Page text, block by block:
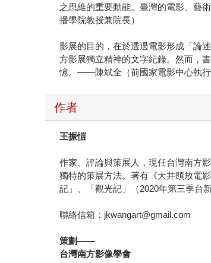
之思維的重要動能。臺灣的電影、藝
播學院教授兼院長）
影展的目的，在於透過電影形成「論
方影展獨立精神的文字紀錄。然而，
憶。——陳斌全（前國家電影中心執行
作者
王振愷
作家、評論與策展人，現任台灣南方
獨特的策展方法。著有《大井頭放電
記」、「觀光記」（2020年第三季台
聯絡信箱：jkwangart@gmail.com
策劃——
台灣南方影像學會